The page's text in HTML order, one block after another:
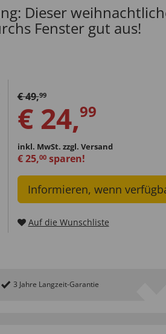
Dieser
Fenster gut aus!
€49,99
€ 24,99
inkl. MwSt. zzgl. Versand
€25,00sparen!
Informieren, wenn
Auf die Wunschliste
3 Jahre Langzeit-Garantie